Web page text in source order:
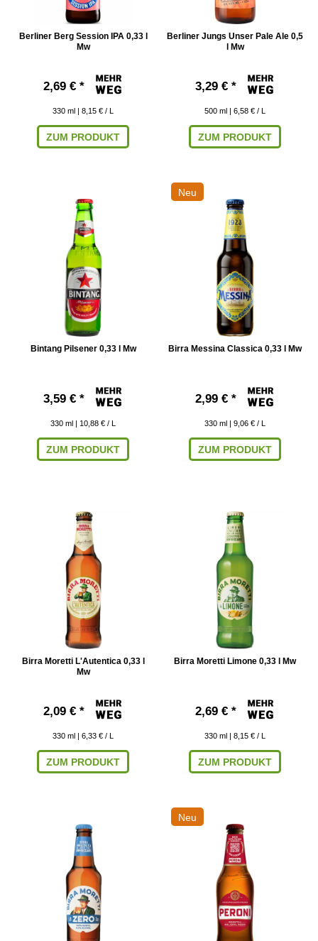
Berliner Berg Session IPA 0,33 l
Mw
2,69 € *
330 ml | 8,15 € / L
ZUM PRODUKT
Berliner Jungs Unser Pale Ale 0,5
l Mw
3,29 € *
500 ml | 6,58 € / L
ZUM PRODUKT
Bintang Pilsener 0,33 l Mw
3,59 € *
330 ml | 10,88 € / L
ZUM PRODUKT
Neu
Birra Messina Classica 0,33 l Mw
2,99 € *
330 ml | 9,06 € / L
ZUM PRODUKT
Birra Moretti L'Autentica 0,33 l
Mw
2,09 € *
330 ml | 6,33 € / L
ZUM PRODUKT
Birra Moretti Limone 0,33 l Mw
2,69 € *
330 ml | 8,15 € / L
ZUM PRODUKT
Neu